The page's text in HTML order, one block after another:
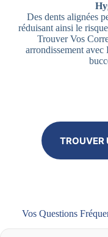
Des dents alignées
réduisant ainsi le
Trouver Vos
arrondissement
TROUVER
Vos Questions